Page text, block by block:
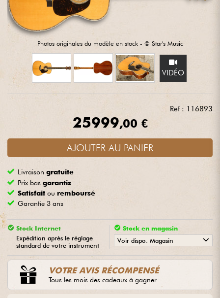
Casques
Micros & HF
DJ
Sono
Batteries & Percu
Vents
Violons & Quatuor
Câbles & Access.
Photos originales du modèle en stock - © Star's Music
VIDÉO
Ref : 116893
25999,00 €
AJOUTER AU PANIER
Livraisongratuite
Prix basgarantis
Satisfait ou remboursé
Garantie 3 ans
Stock Internet
Expédition après le réglage
standard de votre instrument
Stock en magasin
Voir dispo. Magasin
• ACOUSTIC BYStar'SMusic
VOTRE AVIS RÉCOMPENSÉ
Tous les mois des cadeaux à gagner